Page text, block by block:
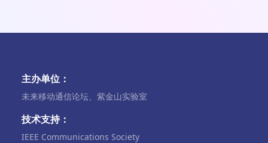
主办单位：
未来移动通信论坛、紫金山实验室
技术支持：
IEEE Communications Society